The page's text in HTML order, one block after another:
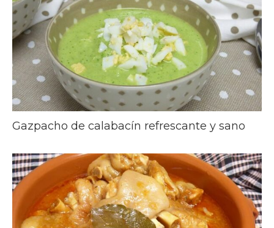
Gazpacho de calabacín refrescante y sano